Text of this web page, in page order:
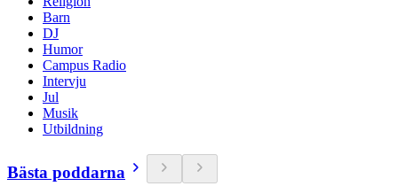
Barn
DJ
Humor
Campus Radio
Intervju
Jul
Musik
Utbildning
Bästa poddarna